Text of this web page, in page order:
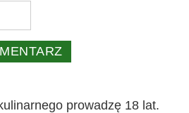
prowadzę 18 lat.